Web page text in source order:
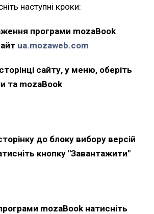
наступні кроки:
програми mozaBook
ua.mozaweb.com
сайту, у меню, оберіть
та mozaBook
до блоку вибору версій
кнопку "Завантажити"
mozaBook натисніть